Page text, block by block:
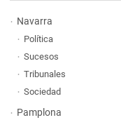
Navarra
Política
Sucesos
Tribunales
Sociedad
Pamplona